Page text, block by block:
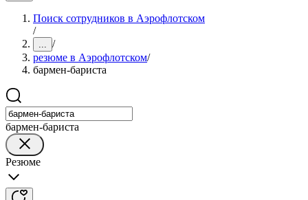
Поиск сотрудников в Аэрофлотском
/
... /
резюме в Аэрофлотском/
бармен-бариста
бармен-бариста
Резюме